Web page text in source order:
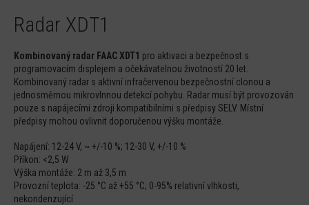
Radar XDT1
Kombinovaný radar FAAC XDT1 pro aktivaci a bezpečnost s
programovacím displejem a očekávatelnou životností 20 let.
Kombinovaný radar s aktivní infračervenou bezpečnostní clonou a
jednosměrnou mikrovlnnou detekcí pohybu. Radar musí být provozován
pouze s napájecími zdroji kompatibilními s předpisy SELV. Místní
předpisy mohou ovlivnit doporučenou výšku montáže.
Napájení: 12-24 V, ~ +/-10 %; 12-30 V, +/-10 %
Příkon: <2,5 W
Výška montáže: 2 m až 3,5 m
Provozní teplota: -25 °C až +55 °C; 0-95% relativní vlhkosti,
nekondenzující